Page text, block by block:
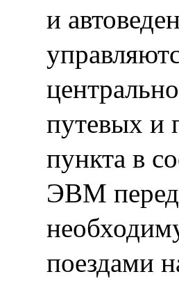
и
путевых и
пункта в
ЭВМ
поездами